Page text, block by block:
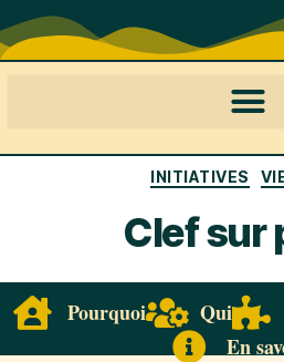
INITIATIVES
Clef sur
Pourquoi Qui
En